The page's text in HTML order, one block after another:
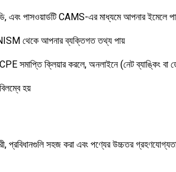
এবং পাসওয়ার্ডটি CAMS-এর মাধ্যমে আপনার ইমেলে
থেকে আপনার ব্যক্তিগত তথ্য পায়
সমাপ্তি ক্লিয়ার করলে, অনলাইনে (নেট ব্যাঙ্কিং বা
হয়
সহজ করা এবং পণ্যের উচ্চতর